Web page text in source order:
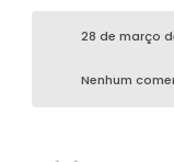
28 de março
Nenhum